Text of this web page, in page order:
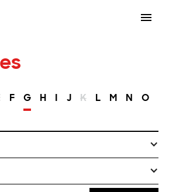
F G H I J K L M N O